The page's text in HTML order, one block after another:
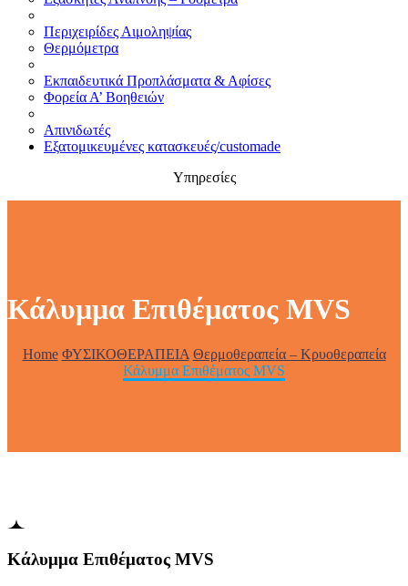
Περιχειρίδες Αιμοληψίας
Θερμόμετρα
Εκπαιδευτικά Προπλάσματα & Αφίσες
Φορεία Α’ Βοηθειών
Απινιδωτές
Εξατομικευμένες κατασκευές/customade
Υπηρεσίες
Κάλυμμα Επιθέματος MVS
Home ΦΥΣΙΚΟΘΕΡΑΠΕΙΑ Θερμοθεραπεία – Κρυοθεραπεία
Κάλυμμα Επιθέματος MVS
Κάλυμμα Επιθέματος MVS